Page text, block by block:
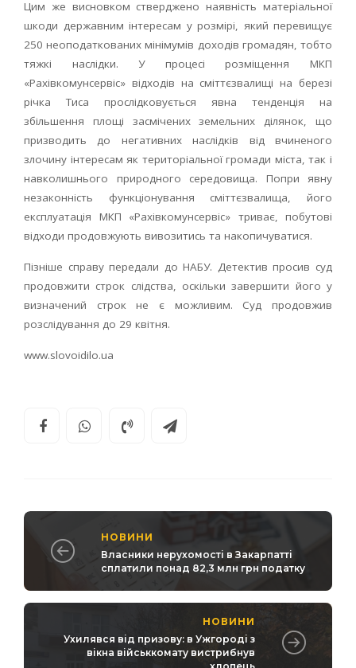
Цим же висновком стверджено наявність матеріальної
шкоди державним інтересам у розмірі, який перевищує
250 неоподаткованих мінімумів доходів громадян, тобто
тяжкі наслідки. У процесі розміщення МКП
«Рахівкомунсервіс» відходів на сміттєзвалищі на березі
річка Тиса прослідковується явна тенденція на
збільшення площі засмічених земельних ділянок, що
призводить до негативних наслідків від вчиненого
злочину інтересам як територіальної громади міста, так і
навколишнього природного середовища. Попри явну
незаконність функціонування сміттєзвалища, його
експлуатація МКП «Рахівкомунсервіс» триває, побутові
відходи продовжують вивозитись та накопичуватися.
Пізніше справу передали до НАБУ. Детектив просив суд
продовжити строк слідства, оскільки завершити його у
визначений строк не є можливим. Суд продовжив
розслідування до 29 квітня.
www.slovoidilo.ua
НОВИНИ
Власники нерухомості в Закарпатті
сплатили понад 82,3 млн грн податку
НОВИНИ
Ухилявся від призову: в Ужгороді з
вікна військкомату вистрибнув